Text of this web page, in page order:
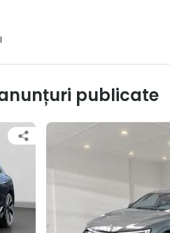
publicate